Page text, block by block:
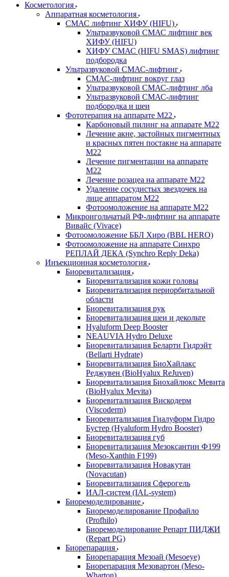
Косметология
Аппаратная косметология
СМАС лифтинг ХИФУ (HIFU)
Ультразвуковой СМАС лифтинг век
ХИФУ (HIFU)
ХИФУ СМАС (HIFU SMAS) лифтинг
подбородка
Ультразвуковой СМАС-лифтинг
СМАС-лифтинг вокруг глаз
Ультразвуковой СМАС-лифтинг лба
Ультразвуковой СМАС-лифтинг
подбородка и шеи
Фототерапия на аппарате M22
Карбоновый пилинг на аппарате М22
Лечение акне, застойных пигментных
и красных пятен постакне на аппарате
М22
Лечение пигментации на аппарате
М22
Лечение розацеа на аппарате М22
Удаление сосудистых звездочек на
лице аппаратом М22
Фотоомоложение на аппарате М22
Микроигольчатый РФ-лифтинг на аппарате
Вивайс (Vivace)
Фотоомоложение ББЛ Хиро (BBL HERO)
Фотоомоложение на аппарате Синхро
РЕПЛАЙ ДЕКА (Synchro Reply Deka)
Инъекционная косметология
Биоревитализация
Биоревитализация кожи головы
Биоревитализация периорбитальной
области
Биоревитализация рук
Биоревитализация шеи и декольте
Hyaluform Deep Booster
NEAUVIA Hydro Deluxe
Биоревитализация Беларти Гидрэйт
(Bellarti Hydrate)
Биоревитализация БиоХайлакс
Реджувен (BioHyalux ReJuven)
Биоревитализация Биохайлюкс Мевита
(BioHyalux Mevita)
Биоревитализация Вискодерм
(Viscoderm)
Биоревитализация Гиалуформ Гидро
Бустер (Hyaluform Hydro Booster)
Биоревитализация губ
Биоревитализация Мезоксантин Ф199
(Meso-Xanthin F199)
Биоревитализация Новакутан
(Novacutan)
Биоревитализация Сферогель
ИАЛ-систем (IAL-system)
Биоремоделирование
Биоремоделирование Профайло
(Profhilo)
Биоремоделирование Репарт ПИДЖИ
(Repart PG)
Биорепарация
Биорепарация Мезоай (Mesoeye)
Биорепарация Мезовартон (Meso-
Wharton)